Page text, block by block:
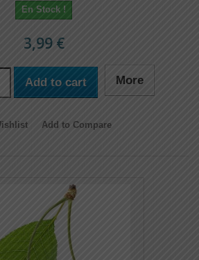
En Stock !
3,99 €
Add to cart More
Add to Compare